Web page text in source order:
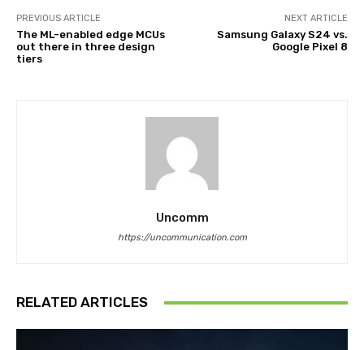
PREVIOUS ARTICLE
The ML-enabled edge MCUs
out there in three design
tiers
NEXT ARTICLE
Samsung Galaxy S24 vs.
Google Pixel 8
Uncomm
https://uncommunication.com
RELATED ARTICLES